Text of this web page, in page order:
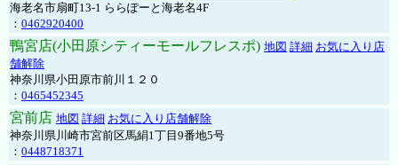
海老名市扇町13-1 ららぽーと海老名4F
： 0462920400
鴨宮店(小田原シティーモールフレスポ) 地図 詳細 お気に入り店
舗解除
神奈川県小田原市前川１２０
： 0465452345
宮前店 地図 詳細 お気に入り店舗解除
神奈川県川崎市宮前区馬絹1丁目9番地5号
： 0448718371